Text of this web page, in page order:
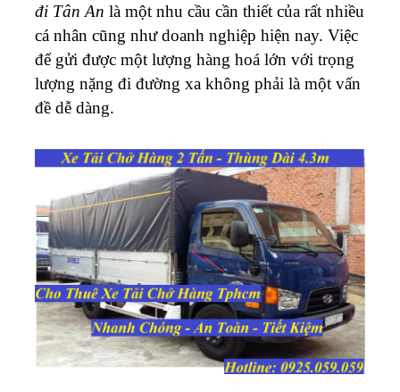
đi Tân An là một nhu cầu cần thiết của rất nhiều
cá nhân cũng như doanh nghiệp hiện nay. Việc
để gửi được một lượng hàng hoá lớn với trọng
lượng nặng đi đường xa không phải là một vấn
đề dễ dàng.